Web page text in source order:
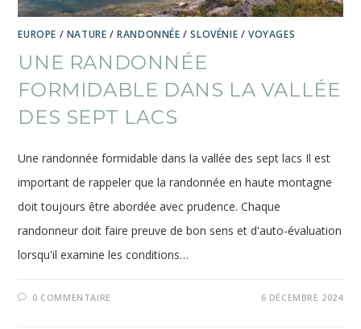
EUROPE / NATURE /RANDONNÉE /SLOVÉNIE /VOYAGES
UNE RANDONNÉE
FORMIDABLE DANS LA VALLÉE
DES SEPT LACS
Une randonnée formidable dans la vallée des sept lacs Il est
important de rappeler que la randonnée en haute montagne
doit toujours être abordée avec prudence. Chaque
randonneur doit faire preuve de bon sens et d'auto-évaluation
lorsqu'il examine les conditions…
0 COMMENTAIRE 6 DÉCEMBRE 2024